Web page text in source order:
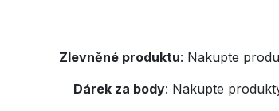
Zlevněné produktu: Nakupte
Dárek za body: Nakupte